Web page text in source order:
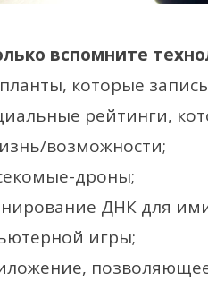
вспомните
которые
рейтинги,
возможности;
дроны;
ДНК для
игры;
позволяющее